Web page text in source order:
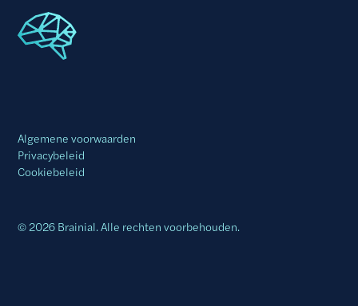
© 2026 Brainial. Alle rechten voorbehouden.
Algemene voorwaarden
Privacybeleid
Cookiebeleid